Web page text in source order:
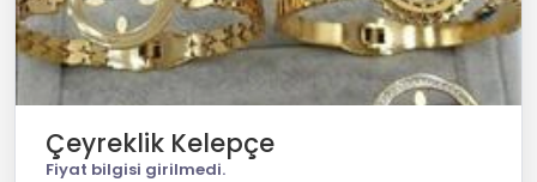
Çeyreklik Kelepçe
Fiyat bilgisi girilmedi.